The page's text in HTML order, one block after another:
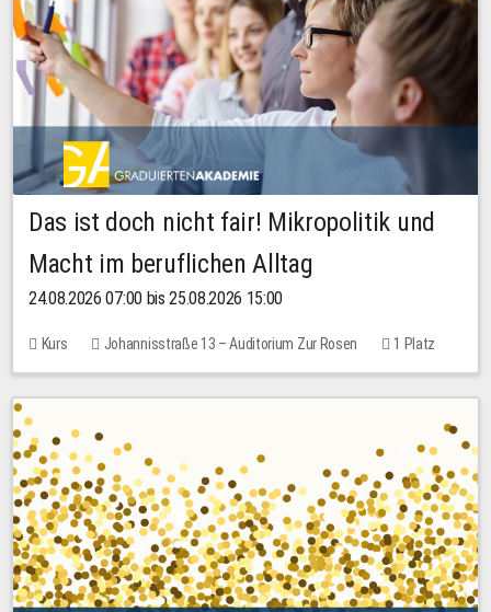
Das ist doch nicht fair! Mikropolitik und
Macht im beruflichen Alltag
24.08.2026 07:00 bis 25.08.2026 15:00
Kurs Johannisstraße 13 – Auditorium Zur Rosen
1 Platz
30,00 EUR